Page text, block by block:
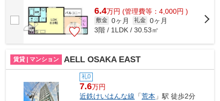
6.4万円 (管理費等：4,000円 )
敷金 0ヶ月 礼金 0ヶ月
3階 / 1LDK / 30.53㎡
賃貸 | マンション AELL OSAKA EAST
礼0
7.6万円
近鉄けいはんな線 「荒本 」駅 徒歩2分